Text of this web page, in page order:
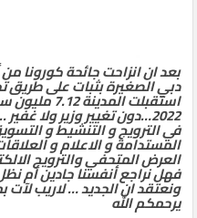
بعد ان انزاحت جائحة كورونا
دبي الصغيرة بثبات على طريق
استقبلت
2022…دون تغيير وزير ولا
في الترويج و التنشيط و
المستدامة و الاعلام و
العرض المتحفي والترويج
فهل نراجع أنفسنا جادين أم
ونعتقد ان الجديد … لاريب لآت
يرحمكم الله